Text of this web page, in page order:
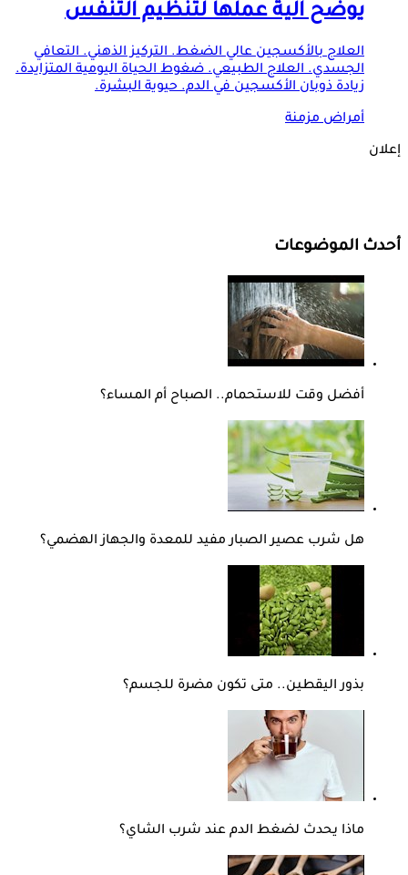
يوضح آلية عملها لتنظيم التنفس
العلاج بالأكسجين عالي الضغط. التركيز الذهني. التعافي
الجسدي. العلاج الطبيعي. ضغوط الحياة اليومية المتزايدة.
زيادة ذوبان الأكسجين في الدم. حيوية البشرة.
أمراض مزمنة
إعلان
أحدث الموضوعات
أفضل وقت للاستحمام.. الصباح أم المساء؟
هل شرب عصير الصبار مفيد للمعدة والجهاز الهضمي؟
بذور اليقطين.. متى تكون مضرة للجسم؟
ماذا يحدث لضغط الدم عند شرب الشاي؟